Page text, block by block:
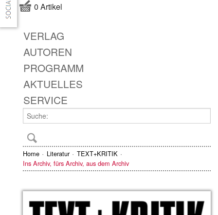
0 Artikel
VERLAG
AUTOREN
PROGRAMM
AKTUELLES
SERVICE
Home Literatur
TEXT+KRITIK
Ins Archiv, fürs Archiv, aus dem Archiv